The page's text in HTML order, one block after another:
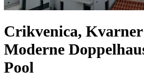
Crikvenica,
Moderne
Pool